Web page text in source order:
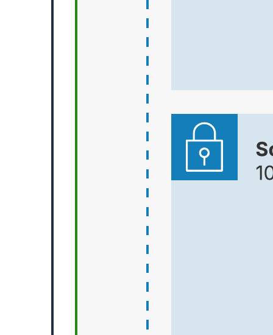
Exemple de nœuds Kubernetes sur AWS
Accéder au modèle Exemple de nœuds Kubernetes sur AWS